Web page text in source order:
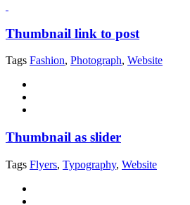
Thumbnail link to post
Tags Fashion, Photograph, Website
Thumbnail as slider
Tags Flyers, Typography, Website